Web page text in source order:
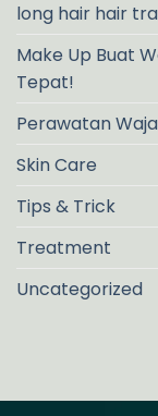
long hair hair
Make Up Buat
Tepat!
Perawatan
Skin Care
Tips & Trick
Treatment
Uncategorized